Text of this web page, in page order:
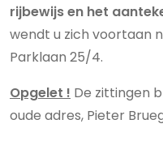
rijbewijs en het
wendt u zich voortaan
Parklaan 25/4.
Opgelet ! De zittingen
oude adres, Pieter